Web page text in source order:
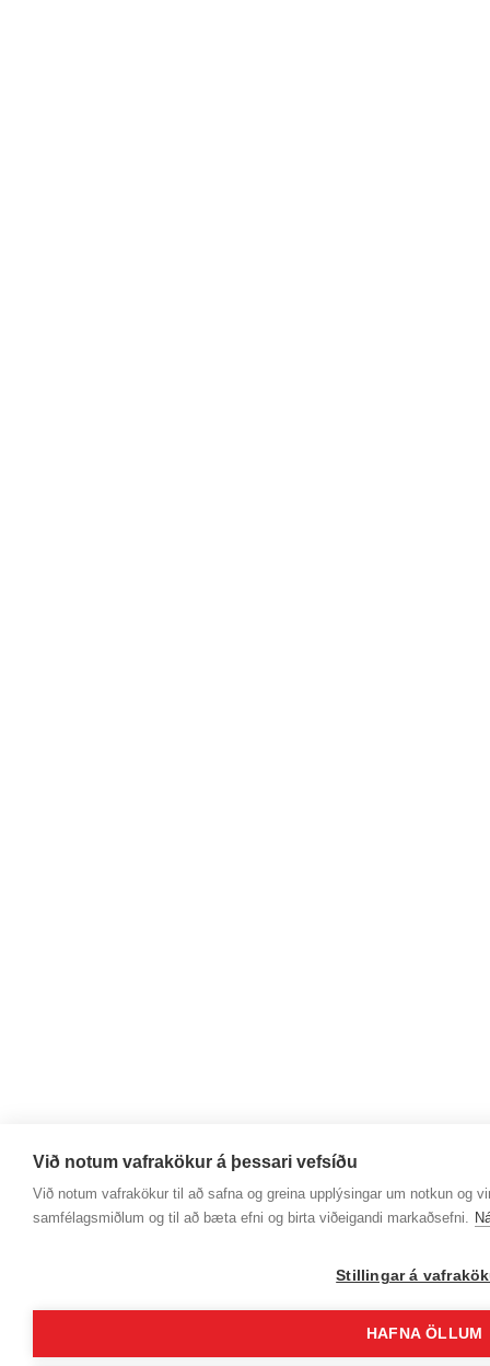
Við notum vafrakökur á þessari vefsíðu
Við notum vafrakökur til að safna og greina upplýsingar um notkun og
samfélagsmiðlum og til að bæta efni og birta viðeigandi markaðsefni.
Stillingar á
HAFNA ÖLLUM